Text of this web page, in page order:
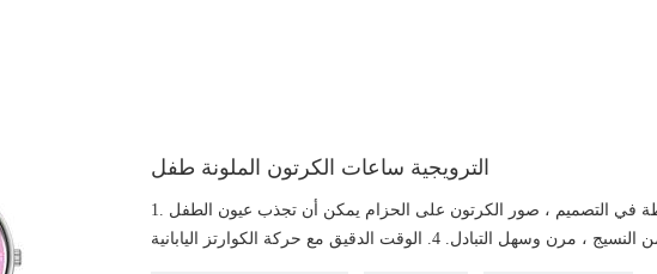
الترويجية ساعات الكرتون الملونة طفل
1. الاتصال الهاتفي الملون مع فهارس واضحة تجعل من السهل قراءتها 2. البساطة في التصميم ، صور الكرتون على الحزام يمكن أن تجذب عيون الطفل